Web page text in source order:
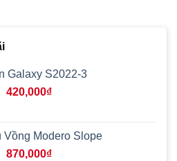
Galaxy S2022-3
Giá
480,000₫.
420,000₫Giá
là:
420,000₫.
Vồng Modero Slope
Giá
870,000₫Giá